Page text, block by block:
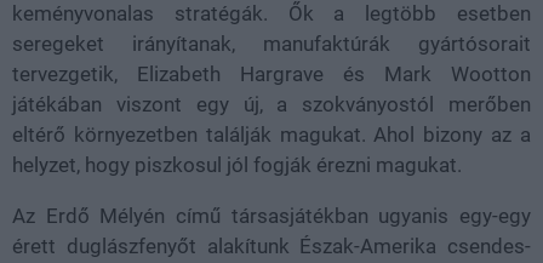
keményvonalas stratégák. Ők a legtöbb esetben
seregeket irányítanak, manufaktúrák gyártósorait
tervezgetik, Elizabeth Hargrave és Mark Wootton
játékában viszont egy új, a szokványostól merőben
eltérő környezetben találják magukat. Ahol bizony az a
helyzet, hogy piszkosul jól fogják érezni magukat.
Az Erdő Mélyén című társasjátékban ugyanis egy-egy
érett duglászfenyőt alakítunk Észak-Amerika csendes-